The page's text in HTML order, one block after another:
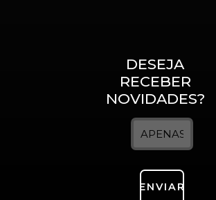
DESEJA
RECEBER
NOVIDADES?